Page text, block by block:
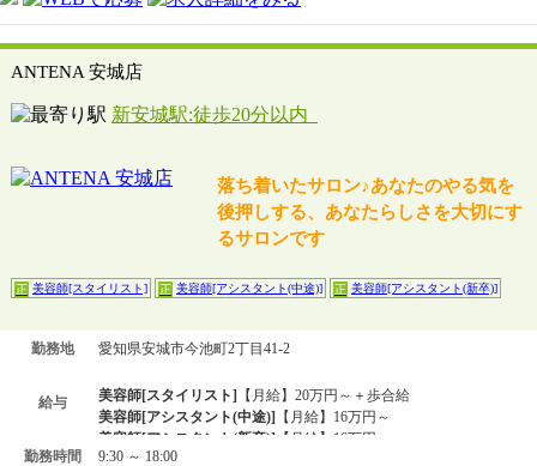
ANTENA 安城店
新安城駅:徒歩20分以内
落ち着いたサロン♪あなたのやる気を
後押しする、あなたらしさを大切にす
るサロンです
正 美容師[スタイリスト] 正 美容師[アシスタント(中途)] 正 美容師[アシスタント(新卒)]
勤務地 愛知県安城市今池町2丁目41-2
給与 美容師[スタイリスト] 【月給】20万円～＋歩合給
美容師[アシスタント(中途)] 【月給】16万円～
美容師[アシスタント(新卒)] 【月給】16万円～
勤務時間
9:30 ～ 18:00